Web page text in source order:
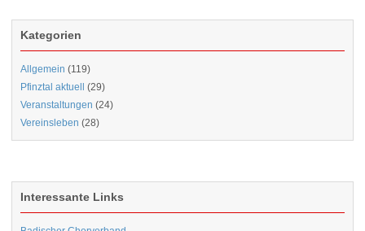
Kategorien
Allgemein (119)
Pfinztal aktuell
(29)
Veranstaltungen (24)
Vereinsleben (28)
Interessante Links